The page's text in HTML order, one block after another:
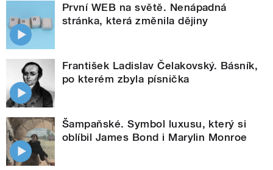
První WEB na světě. Nenápadná
stránka, která změnila dějiny
František Ladislav Čelakovský. Básník,
po kterém zbyla písnička
Šampaňské. Symbol luxusu, který si
oblíbil James Bond i Marylin Monroe